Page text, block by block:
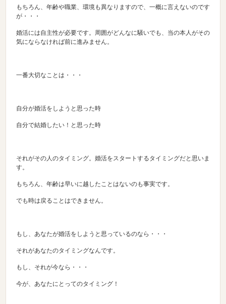
もちろん、年齢や職業、環境も異なりますので、一概に言えないのです
が・・・
婚活には自主性が必要です。周囲がどんなに騒いでも、当の本人がその
気にならなければ前に進みません。
一番大切なことは・・・
自分が婚活をしようと思った時
自分で結婚したい！と思った時
それがその人のタイミング。婚活をスタートするタイミングだと思いま
す。
もちろん、年齢は早いに越したことはないのも事実です。
でも時は戻ることはできません。
もし、あなたが婚活をしようと思っているのなら・・・
それがあなたのタイミングなんです。
もし、それが今なら・・・
今が、あなたにとってのタイミング！